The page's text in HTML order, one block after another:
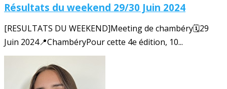
Résultats du weekend 29/30 Juin 2024
[RESULTATS DU WEEKEND]Meeting de chambéry🗓️29
Juin 2024📍ChambéryPour cette 4e édition, 10...